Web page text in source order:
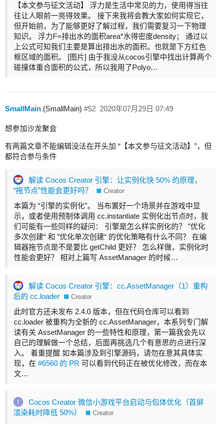
【本文参与征文活动】 浮力是生活中常见的力，使用得当往
往让人眼前一亮得效果。 接下来我将会教大家如何实现它，
但开始前，为了能够更好了解过程，我们需要复习一下物理
知识。 浮力F=排出水的面积area*水得密度density； 通过以
上公式可知我们主要是算出排出水的面积。也就是下方红色
框区域的面积。 [图片] 由于我没从cocos引擎中找出计算两个
碰撞体重合面积的公式，所以我用了Polyo…
SmallMain (SmallMain) 2020年07月29日 07:49
#52
想参加沙龙聚会
有两篇文章不能编辑没法在开头加 “【本文参与征文活动】”，但
都符合参与条件
解读 Cocos Creator 引擎：让实例化快 50% 的原理，
“拖节点”性能会更好吗？
Creator
本篇为 “引擎的实例化”。 当布置好一个场景并在游戏中显
示，或者使用预制体调用 cc.instantiate 实例化出节点时，我
们可能有一些同样的疑问： 引擎是怎么样实例化的？ ”优化
多次创建“ 和 ”优化单次创建“ 的优化策略有什么不同？ 在编
辑器拖节点是不是要比 getChild 更好？ 怎么样做，实例化时
性能会更好？ 相对上篇写 AssetManager 的时候…
解读 Cocos Creator 引擎：cc.AssetManager（1）重构
后的 cc.loader
Creator
此时官方还未发布 2.4.0 版本，但在代码仓库可以看到
cc.loader 被重构为全新的 cc.AssetManager，本系列专门解
读有关 AssetManager 的一些特性和原理，第一篇我会先以
自己的理解做一个总结，后面再挑选几个有意思的点进行深
入。 着重提醒 如本篇涉及到引擎源码，请勿在意其具体实
现，在 #6560 的 PR 可以看到代码正在被优化修改，而在本
文…
Cocos Creator 微信小游戏平台启动与包体优化（首屏
渲染耗时降低 50%）
Creator